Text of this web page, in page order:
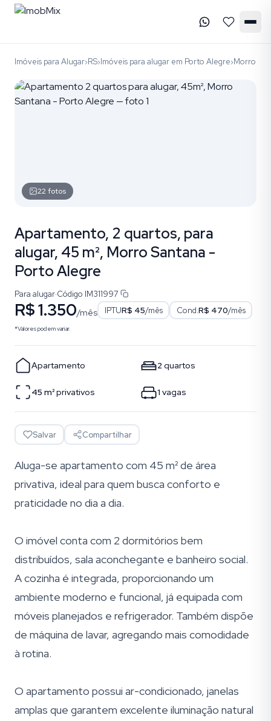
Imóveis para Alugar›RS›Imóveis para alugar em Porto Alegre›Morro
22 fotos
Apartamento, 2 quartos, para
alugar, 45 m², Morro Santana -
Porto Alegre
Para alugar·Código IM311997
R$ 1.350/mês IPTUR$ 45/mês Cond.R$ 470/mês
*Valores podem variar.
Apartamento 2 quartos
45 m²privativos 1 vagas
Salvar Compartilhar
Aluga-se apartamento com 45 m² de área
privativa, ideal para quem busca conforto e
praticidade no dia a dia.
O imóvel conta com 2 dormitórios bem
distribuídos, sala aconchegante e banheiro social.
A cozinha é integrada, proporcionando um
ambiente moderno e funcional, já equipada com
móveis planejados e refrigerador. Também dispõe
de máquina de lavar, agregando mais comodidade
à rotina.
O apartamento possui ar-condicionado, janelas
amplas que garantem excelente iluminação natural